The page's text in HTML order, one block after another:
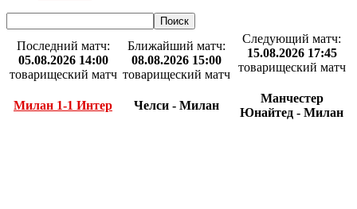
Последний матч:
05.08.2026 14:00
товарищеский матч
Милан 1-1 Интер
Ближайший матч:
08.08.2026 15:00
товарищеский матч
Челси - Милан
Следующий матч:
15.08.2026 17:45
товарищеский матч
Манчестер
Юнайтед - Милан